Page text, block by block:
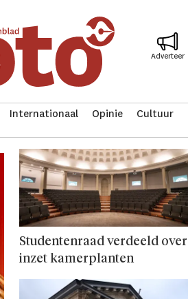
Adverteer
Internationaal Opinie Cultuur
Studentenraad verdeeld over
inzet kamerplanten